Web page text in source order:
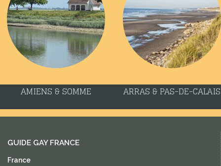
AMIENS & SOMME ARRAS & PAS-DE-CALAIS
GUIDE GAY FRANCE
France